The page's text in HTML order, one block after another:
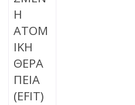
Η
ΑΤΟΜ
ΙΚΗ
ΘΕΡΑ
ΠΕΙΑ
(EFIT)